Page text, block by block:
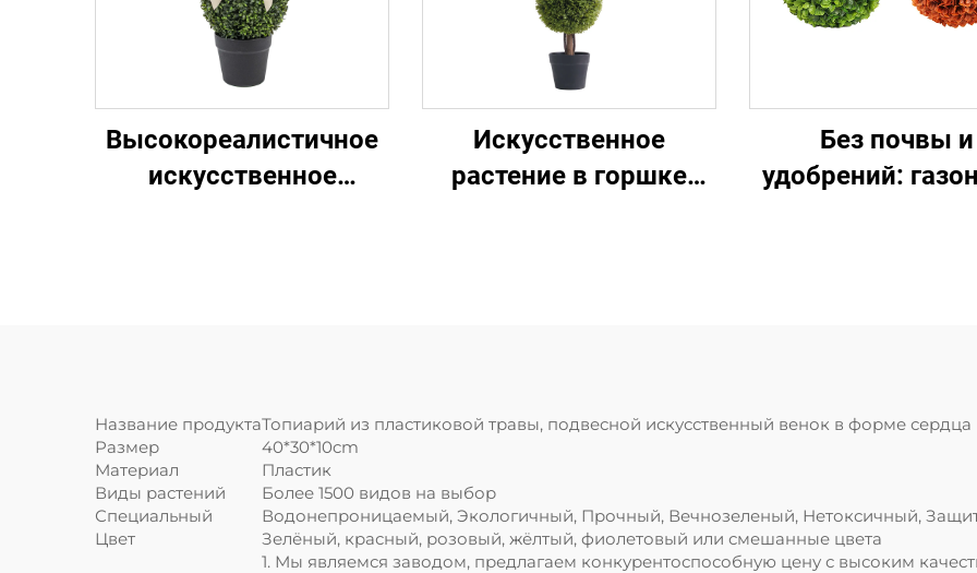
Высокореалистичное
искусственное
Искусственное
растение в горшке
Без почвы и
удобрений:
Название продуктаТопиарий из пластиковой травы, подвесной искусственный венок в форме сердца
Размер
40*30*10cm
Материал
Пластик
Виды растений
Более 1500 видов на выбор
Специальный
Водонепроницаемый, Экологичный, Прочный, Вечнозеленый, Нетоксичный,
Цвет
Зелёный, красный, розовый, жёлтый, фиолетовый или смешанные цвета
1. Мы являемся заводом, предлагаем конкурентоспособную цену с высоким